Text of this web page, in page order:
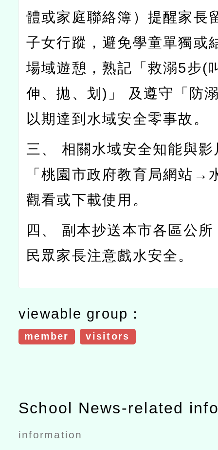
體或家庭聯絡簿）提醒家長
子女行蹤，避免學童單獨或
場域遊憩，熟記「救溺5步(
伸、拋、划)」 及遵守「防
以期達到水域安全零事故。
三、 相關水域安全知能與影
「桃園市政府教育局網站→
觀看或下載使用。
四、 副本抄送本市各區公
民眾家長注意戲水安全。
viewable group：
member visitors
School News-related
information